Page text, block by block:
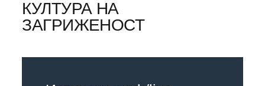
КУЛТУРА НА
ЗАГРИЖЕНОСТ